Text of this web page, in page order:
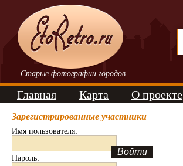
Старые фотографии городов
Главная Карта О проекте
Зарегистрированные участники
Имя пользователя:
Пароль: